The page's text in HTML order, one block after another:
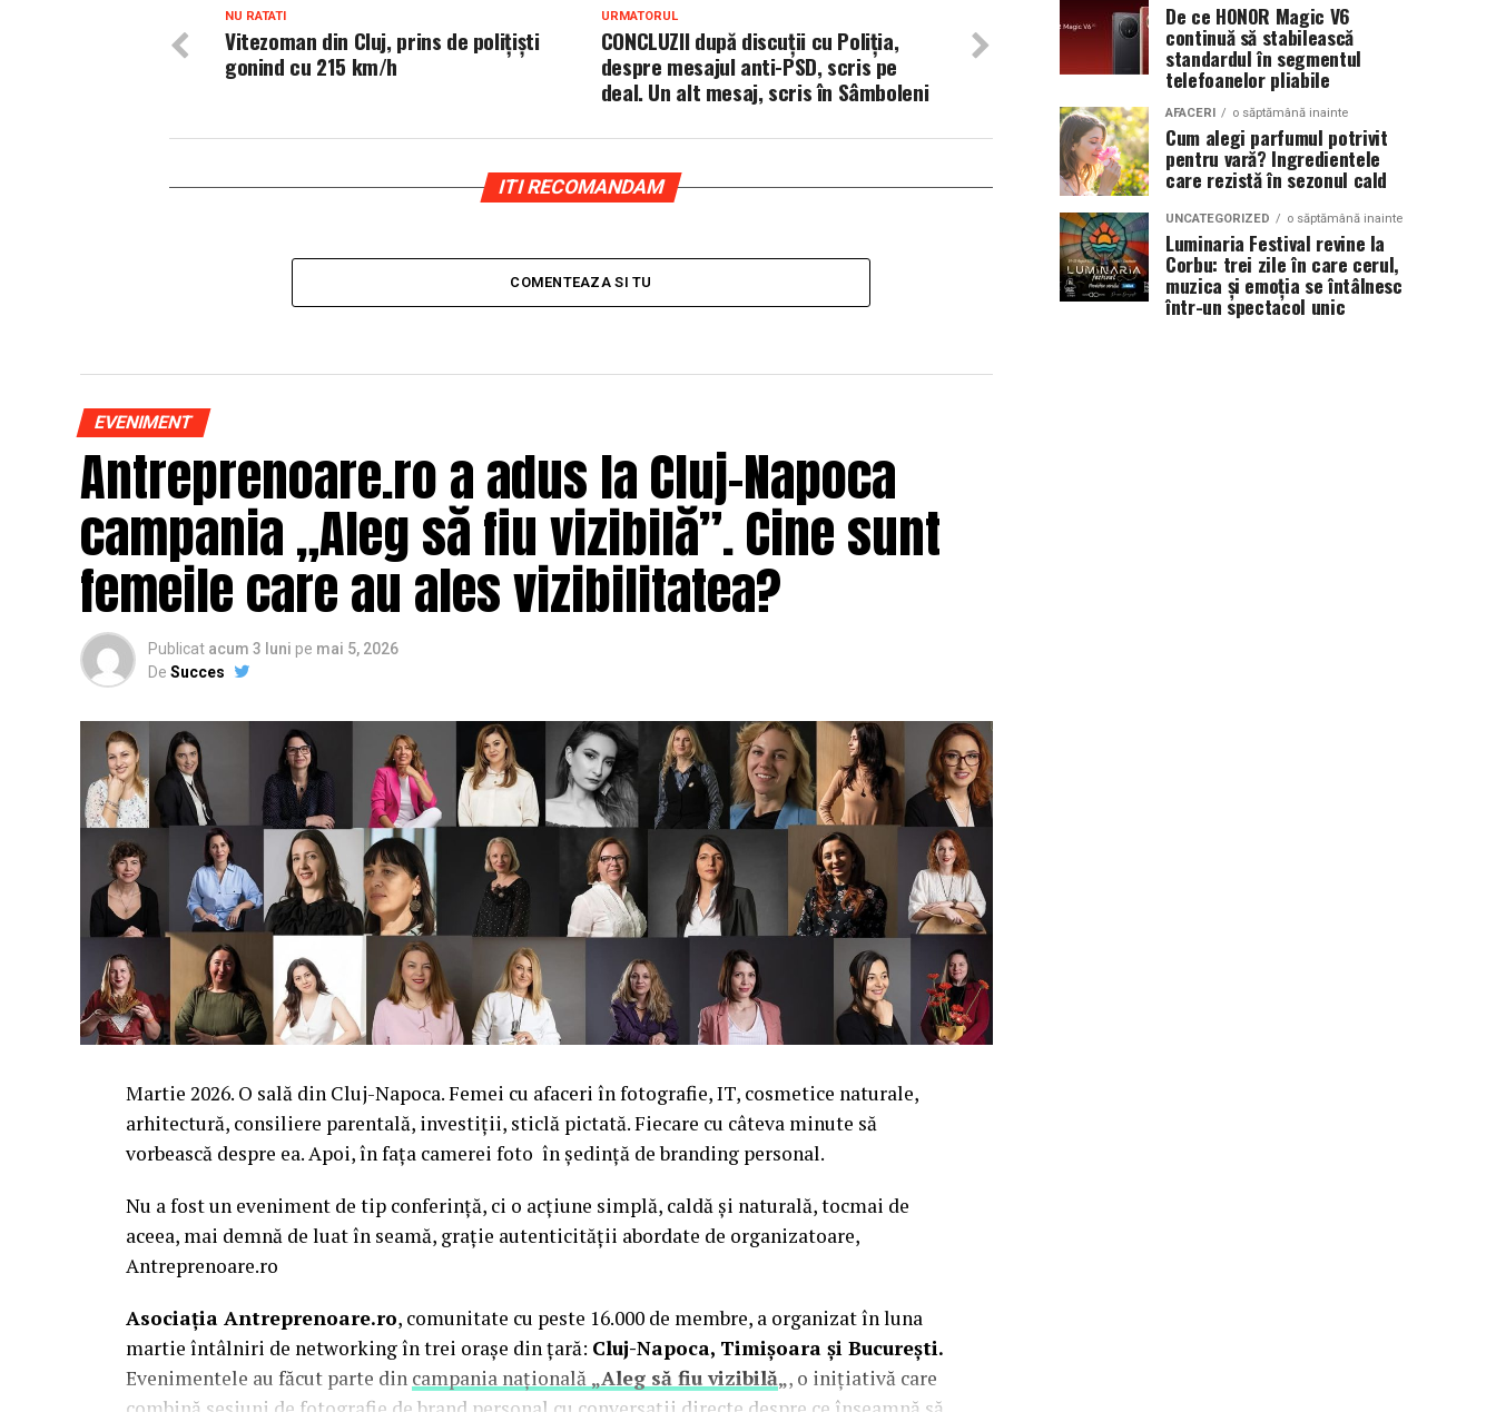
URMATORUL
CONCLUZII după discuţii cu Poliţia,
despre mesajul anti-PSD, scris pe
deal. Un alt mesaj, scris în Sâmboleni
NU RATATI
Vitezoman din Cluj, prins de poliţişti
gonind cu 215 km/h
ITI RECOMANDAM
COMENTEAZA SI TU
EVENIMENT
Antreprenoare.ro a adus la Cluj-Napoca
campania „Aleg să fiu vizibilă”. Cine sunt
femeile care au ales vizibilitatea?
Publicat acum 3 luni pe mai 5, 2026
De Succes
Martie 2026. O sală din Cluj-Napoca. Femei cu afaceri în fotografie, IT, cosmetice naturale,
arhitectură, consiliere parentală, investiții, sticlă pictată. Fiecare cu câteva minute să
vorbească despre ea. Apoi, în fața camerei foto în ședință de branding personal.
Nu a fost un eveniment de tip conferință, ci o acțiune simplă, caldă și naturală, tocmai de
aceea, mai demnă de luat în seamă, grație autenticității abordate de organizatoare,
Antreprenoare.ro
Asociația Antreprenoare.ro, comunitate cu peste 16.000 de membre, a organizat în luna
martie întâlniri de networking în trei orașe din țară: Cluj-Napoca, Timișoara și București.
Evenimentele au făcut parte din campania națională „Aleg să fiu vizibilă„, o inițiativă care
De ce HONOR Magic V6
continuă să stabilească
standardul în segmentul
telefoanelor pliabile
AFACERI o săptămână inainte
Cum alegi parfumul potrivit
pentru vară? Ingredientele
care rezistă în sezonul cald
UNCATEGORIZED o săptămână inainte
Luminaria Festival revine la
Corbu: trei zile în care cerul,
muzica și emoția se întâlnesc
într-un spectacol unic